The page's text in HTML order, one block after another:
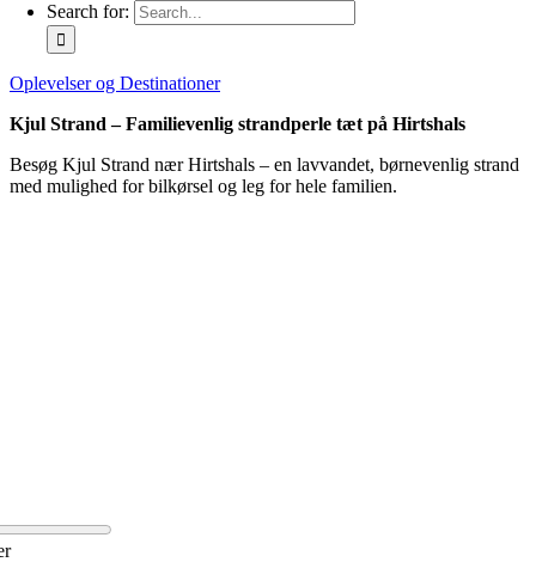
Search for:
Oplevelser og Destinationer
Kjul Strand – Familievenlig strandperle tæt på Hirtshals
Besøg Kjul Strand nær Hirtshals – en lavvandet, børnevenlig strand
med mulighed for bilkørsel og leg for hele familien.